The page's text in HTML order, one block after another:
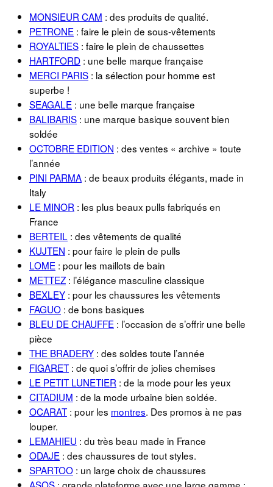
MONSIEUR CAM : des produits de qualité.
PETRONE : faire le plein de sous-vêtements
ROYALTIES : faire le plein de chaussettes
HARTFORD : une belle marque française
MERCI PARIS : la sélection pour homme est
superbe !
SEAGALE : une belle marque française
BALIBARIS : une marque basique souvent bien
soldée
OCTOBRE EDITION : des ventes « archive » toute
l’année
PINI PARMA : de beaux produits élégants, made in
Italy
LE MINOR : les plus beaux pulls fabriqués en
France
BERTEIL : des vêtements de qualité
KUJTEN : pour faire le plein de pulls
LOME : pour les maillots de bain
METTEZ : l’élégance masculine classique
BEXLEY : pour les chaussures les vêtements
FAGUO : de bons basiques
BLEU DE CHAUFFE : l’occasion de s’offrir une belle
pièce
THE BRADERY : des soldes toute l’année
FIGARET : de quoi s’offrir de jolies chemises
LE PETIT LUNETIER : de la mode pour les yeux
CITADIUM : de la mode urbaine bien soldée.
OCARAT : pour les montres. Des promos à ne pas
louper.
LEMAHIEU : du très beau made in France
ODAJE : des chaussures de tout styles.
SPARTOO : un large choix de chaussures